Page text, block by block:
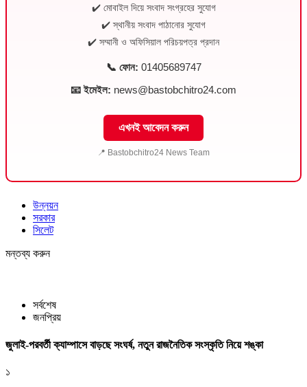
✔️ মোবাইল দিয়ে সংবাদ সংগ্রহের সুযোগ
✔️ স্থানীয় সংবাদ পাঠানোর সুযোগ
✔️ সম্মানী ও অফিসিয়াল পরিচয়পত্র প্রদান
📞 ফোন: 01405689747
📧 ইমেইল: news@bastobchitro24.com
এখনই আবেদন করুন
📍 Bastobchitro24 News Team
উন্নয়ন
সরকার
সিলেট
মন্তব্য করুন
সর্বশেষ
জনপ্রিয়
জুলাই-পরবর্তী ক্যাম্পাসে বাড়ছে সংঘর্ষ, নতুন রাজনৈতিক সংস্কৃতি নিয়ে শঙ্কা
১